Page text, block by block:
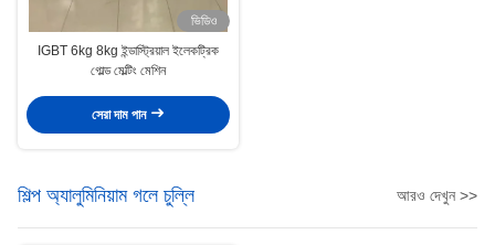
ভিডিও
IGBT 6kg 8kg ইন্ডাস্ট্রিয়াল ইলেকট্রিক
গোল্ড মেল্টিং মেশিন
সেরা দাম পান
শিল্প অ্যালুমিনিয়াম গলে চুল্লি আরও দেখুন >>